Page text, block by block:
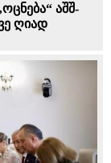
აშშ-
ღიად